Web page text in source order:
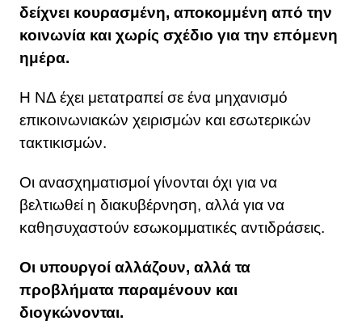
δείχνει κουρασμένη, αποκομμένη από την
κοινωνία και χωρίς σχέδιο για την επόμενη
ημέρα.
Η ΝΔ έχει μετατραπεί σε ένα μηχανισμό
επικοινωνιακών χειρισμών και εσωτερικών
τακτικισμών.
Οι ανασχηματισμοί γίνονται όχι για να
βελτιωθεί η διακυβέρνηση, αλλά για να
καθησυχαστούν εσωκομματικές αντιδράσεις.
Οι υπουργοί αλλάζουν, αλλά τα
προβλήματα παραμένουν και
διογκώνονται.